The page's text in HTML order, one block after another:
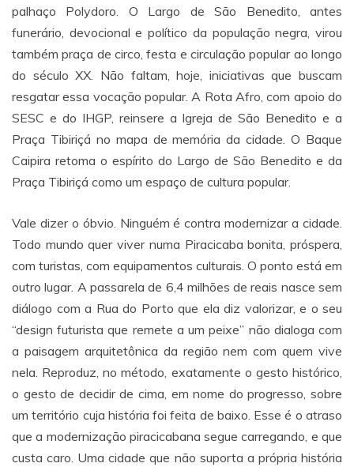
palhaço Polydoro. O Largo de São Benedito, antes
funerário, devocional e político da população negra, virou
também praça de circo, festa e circulação popular ao longo
do século XX. Não faltam, hoje, iniciativas que buscam
resgatar essa vocação popular. A Rota Afro, com apoio do
SESC e do IHGP, reinsere a Igreja de São Benedito e a
Praça Tibiriçá no mapa de memória da cidade. O Baque
Caipira retoma o espírito do Largo de São Benedito e da
Praça Tibiriçá como um espaço de cultura popular.
Vale dizer o óbvio. Ninguém é contra modernizar a cidade.
Todo mundo quer viver numa Piracicaba bonita, próspera,
com turistas, com equipamentos culturais. O ponto está em
outro lugar. A passarela de 6,4 milhões de reais nasce sem
diálogo com a Rua do Porto que ela diz valorizar, e o seu
“design futurista que remete a um peixe” não dialoga com
a paisagem arquitetônica da região nem com quem vive
nela. Reproduz, no método, exatamente o gesto histórico,
o gesto de decidir de cima, em nome do progresso, sobre
um território cuja história foi feita de baixo. Esse é o atraso
que a modernização piracicabana segue carregando, e que
custa caro. Uma cidade que não suporta a própria história